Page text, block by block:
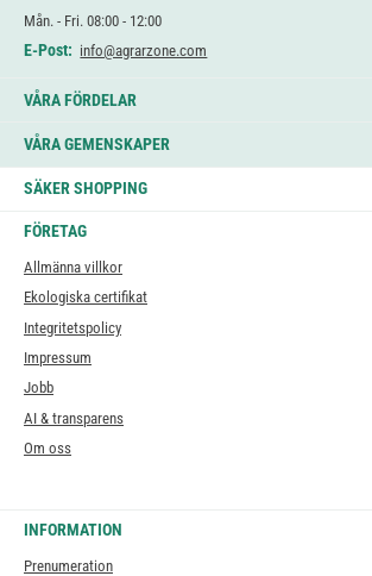
Mån. - Fri. 08:00 - 12:00
E-Post: info@agrarzone.com
VÅRA FÖRDELAR
VÅRA GEMENSKAPER
SÄKER SHOPPING
FÖRETAG
Allmänna villkor
Ekologiska certifikat
Integritetspolicy
Impressum
Jobb
AI & transparens
Om oss
INFORMATION
Prenumeration